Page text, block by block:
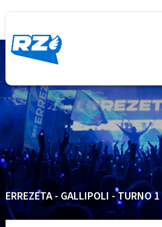
ERREZETA - GALLIPOLI - TURNO 1